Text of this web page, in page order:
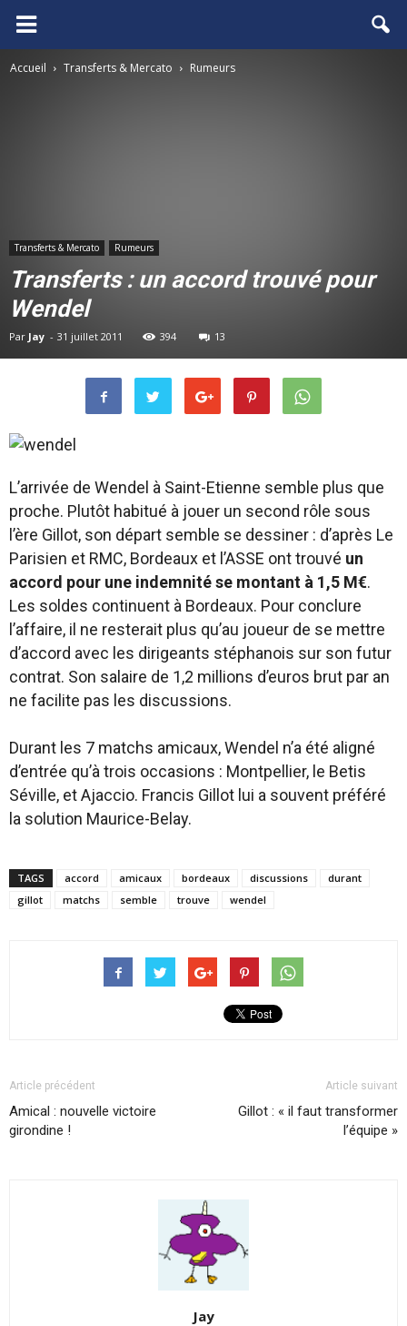
FCGB.net
Accueil Transferts & Mercato Rumeurs
Transferts & Mercato Rumeurs
Transferts : un accord trouvé pour
Wendel
Par Jay - 31 juillet 2011 394 13
L’arrivée de Wendel à Saint-Etienne semble plus que
proche. Plutôt habitué à jouer un second rôle sous
l’ère Gillot, son départ semble se dessiner : d’après Le
Parisien et RMC, Bordeaux et l’ASSE ont trouvé un
accord pour une indemnité se montant à 1,5 M€.
Les soldes continuent à Bordeaux. Pour conclure
l’affaire, il ne resterait plus qu’au joueur de se mettre
d’accord avec les dirigeants stéphanois sur son futur
contrat. Son salaire de 1,2 millions d’euros brut par an
ne facilite pas les discussions.
Durant les 7 matchs amicaux, Wendel n’a été aligné
d’entrée qu’à trois occasions : Montpellier, le Betis
Séville, et Ajaccio. Francis Gillot lui a souvent préféré
la solution Maurice-Belay.
TAGS accord amicaux bordeaux discussions
durant
gillot
matchs semble trouve wendel
Article précédent
Amical : nouvelle victoire
girondine !
Article suivant
Gillot : « il faut transformer
l’équipe »
Jay